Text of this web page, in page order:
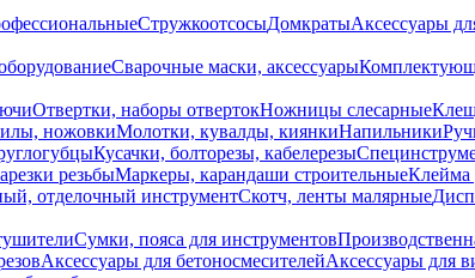
СтружкоотсосыДомкратыАксессуары
Сварочные маски, аксессуары
Отвертки, наборы отвертокНожницы слесарные
ножовкиМолотки, кувалды, киянкиНапильники
Кусачки, болторезы, кабелерезы
резьбыМаркеры, карандаши строительныеКлейма
отделочный инструментСкотч, ленты малярные
Сумки, пояса для инструментов
Аксессуары для бетоносмесителейАксессуары для